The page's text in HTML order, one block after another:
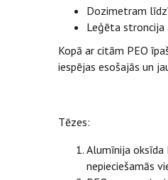
Dozimetram
Leģēta
Kopā ar citām PEO
iespējas esošajās un
Tēzes:
Alumīnija
nepieciešamās